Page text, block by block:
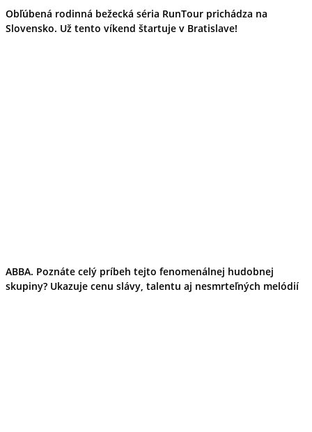
Obľúbená rodinná bežecká séria RunTour prichádza na
Slovensko. Už tento víkend štartuje v Bratislave!
ABBA. Poznáte celý príbeh tejto fenomenálnej hudobnej
skupiny? Ukazuje cenu slávy, talentu aj nesmrteľných melódií